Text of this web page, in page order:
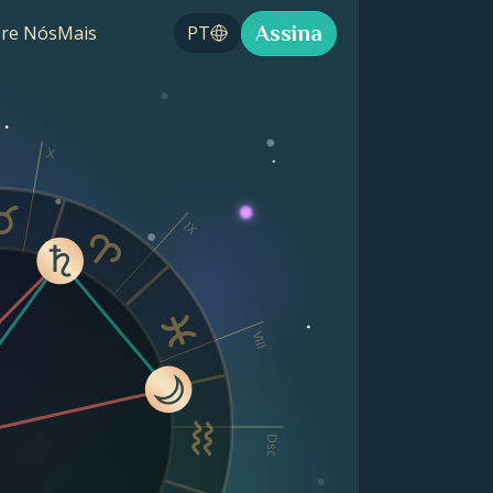
NósMais PT Assina
Dsc
VIII
IX
X